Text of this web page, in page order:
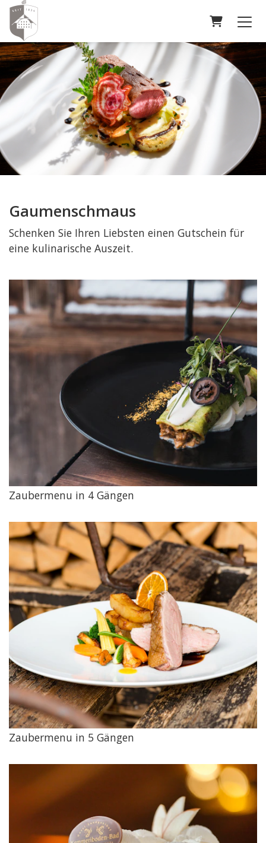
Gaumenschmaus
Schenken Sie Ihren Liebsten einen Gutschein für
eine kulinarische Auszeit.
Zaubermenu in 4 Gängen
Zaubermenu in 5 Gängen